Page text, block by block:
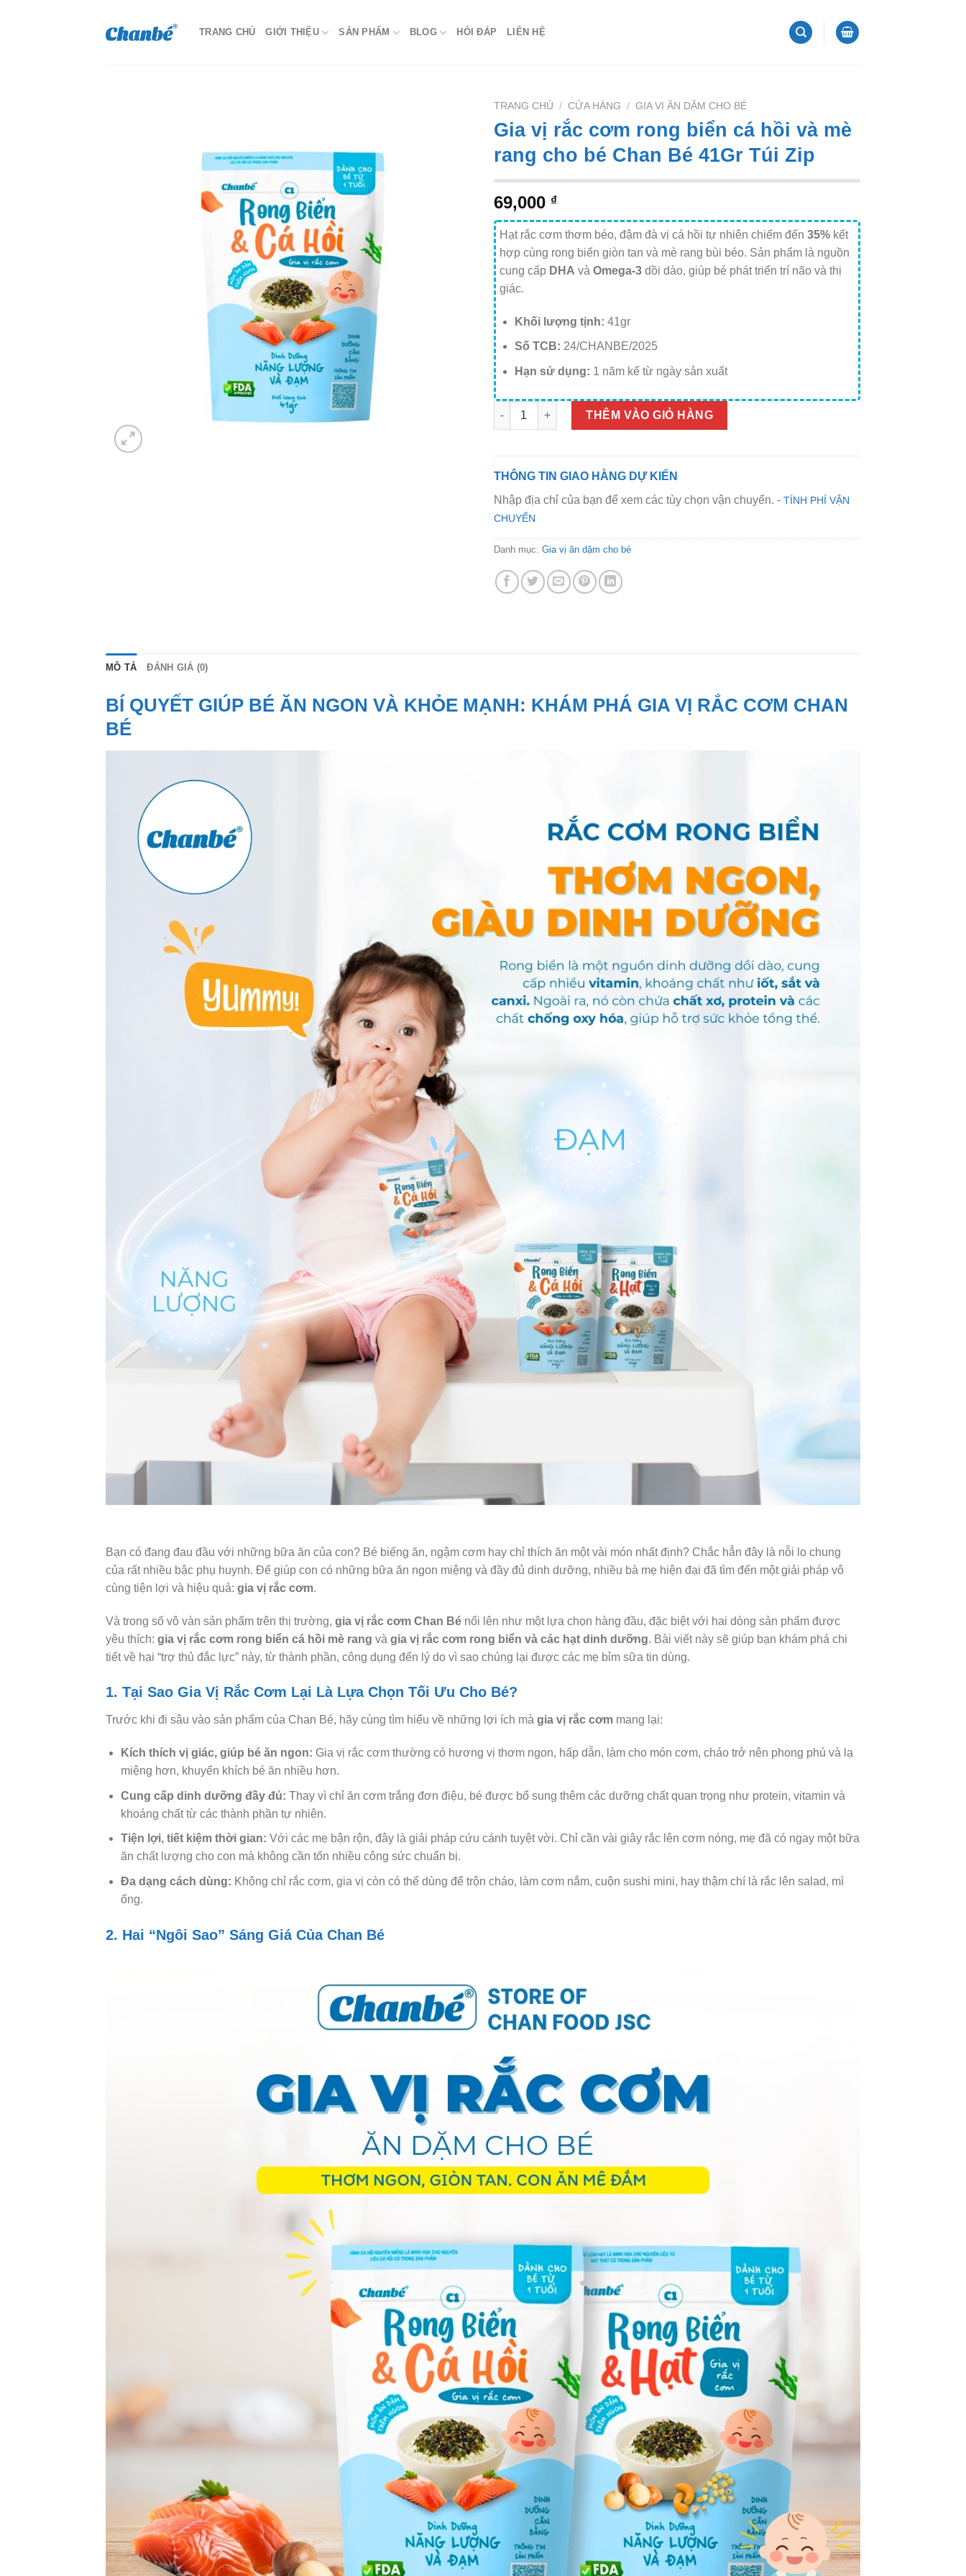
TRANG CHỦ GIỚI THIỆU SẢN PHẨM BLOG HỎI ĐÁP LIÊN HỆ
TRANG CHỦ / CỬA HÀNG / GIA VỊ ĂN DẶM CHO BÉ
Gia vị rắc cơm rong biển cá hồi và mè
rang cho bé Chan Bé 41Gr Túi Zip
69,000 ₫
Hạt rắc cơm thơm béo, đậm đà vị cá hồi tự nhiên chiếm đến 35% kết
hợp cùng rong biển giòn tan và mè rang bùi béo. Sản phẩm là nguồn
cung cấp DHA và Omega-3 dồi dào, giúp bé phát triển trí não và thị
giác.
Khối lượng tịnh: 41gr
Số TCB: 24/CHANBE/2025
Hạn sử dụng: 1 năm kể từ ngày sản xuất
Gia vị rắc cơm rong biển cá hồi và mè rang cho bé Chan Bé 41Gr Túi Zip số lượng
THÊM VÀO GIỎ HÀNG
THÔNG TIN GIAO HÀNG DỰ KIẾN
Nhập địa chỉ của bạn để xem các tùy chọn vận chuyển. - TÍNH PHÍ VẬN
CHUYỂN
Danh mục: Gia vị ăn dặm cho bé
MÔ TẢ ĐÁNH GIÁ (0)
BÍ QUYẾT GIÚP BÉ ĂN NGON VÀ KHỎE MẠNH: KHÁM PHÁ GIA VỊ RẮC CƠM CHAN
BÉ
Bạn có đang đau đầu với những bữa ăn của con? Bé biếng ăn, ngậm cơm hay chỉ thích ăn một vài món nhất định? Chắc hẳn đây là nỗi lo chung
của rất nhiều bậc phụ huynh. Để giúp con có những bữa ăn ngon miệng và đầy đủ dinh dưỡng, nhiều bà mẹ hiện đại đã tìm đến một giải pháp vô
cùng tiện lợi và hiệu quả: gia vị rắc cơm.
Và trong số vô vàn sản phẩm trên thị trường, gia vị rắc cơm Chan Bé nổi lên như một lựa chọn hàng đầu, đặc biệt với hai dòng sản phẩm được
yêu thích: gia vị rắc cơm rong biển cá hồi mè rang và gia vị rắc cơm rong biển và các hạt dinh dưỡng. Bài viết này sẽ giúp bạn khám phá chi
tiết về hai “trợ thủ đắc lực” này, từ thành phần, công dụng đến lý do vì sao chúng lại được các mẹ bỉm sữa tin dùng.
1. Tại Sao Gia Vị Rắc Cơm Lại Là Lựa Chọn Tối Ưu Cho Bé?
Trước khi đi sâu vào sản phẩm của Chan Bé, hãy cùng tìm hiểu về những lợi ích mà gia vị rắc cơm mang lại:
Kích thích vị giác, giúp bé ăn ngon: Gia vị rắc cơm thường có hương vị thơm ngon, hấp dẫn, làm cho món cơm, cháo trở nên phong phú và lạ
miệng hơn, khuyến khích bé ăn nhiều hơn.
Cung cấp dinh dưỡng đầy đủ: Thay vì chỉ ăn cơm trắng đơn điệu, bé được bổ sung thêm các dưỡng chất quan trọng như protein, vitamin và
khoáng chất từ các thành phần tự nhiên.
Tiện lợi, tiết kiệm thời gian: Với các mẹ bận rộn, đây là giải pháp cứu cánh tuyệt vời. Chỉ cần vài giây rắc lên cơm nóng, mẹ đã có ngay một bữa
ăn chất lượng cho con mà không cần tốn nhiều công sức chuẩn bị.
Đa dạng cách dùng: Không chỉ rắc cơm, gia vị còn có thể dùng để trộn cháo, làm cơm nắm, cuộn sushi mini, hay thậm chí là rắc lên salad, mì
ống.
2. Hai “Ngôi Sao” Sáng Giá Của Chan Bé